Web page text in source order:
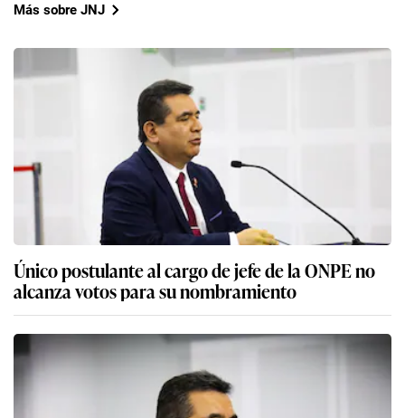
Más sobre JNJ
Único postulante al cargo de jefe de la ONPE no
alcanza votos para su nombramiento